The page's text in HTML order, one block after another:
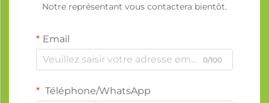
Notre représentant vous contactera bientôt.
Email
0/100
Téléphone/WhatsApp